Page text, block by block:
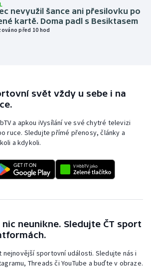
nevyužil šance ani přesilovku po
kartě. Doma padl s Besiktasem
před 10 hod
svět vždy u sebe i na
a apkou iVysílání ve své chytré televizi
ruce. Sledujte přímé přenosy, články a
a kdykoli.
neunikne. Sledujte ČT sport
nejnovější sportovní události. Sledujte nás i
Threads či YouTube a buďte v obraze.